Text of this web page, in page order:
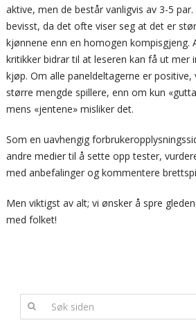
aktive, men de består vanligvis av 3-5
bevisst, da det ofte viser seg at det er
kjønnene enn en homogen kompisgjeng.
kritikker bidrar til at leseren kan få ut
kjøp. Om alle paneldeltagerne er positive,
større mengde spillere, enn om kun
mens «jentene» misliker det.
Som en uavhengig
andre medier til å sette opp tester,
med anbefalinger og kommentere
Men viktigst av alt; vi ønsker å spre
med folket!